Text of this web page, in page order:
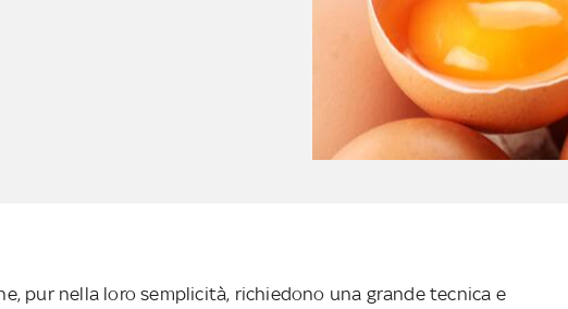
pur nella loro semplicità, richiedono una grande tecnica e